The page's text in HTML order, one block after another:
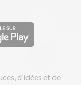
d’idées et de